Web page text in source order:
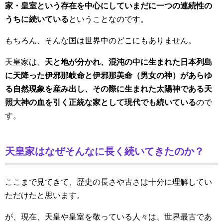
家・皇室という存在を中心にしていまだに一つの連続性の
うちに続いているということなのです。
もちろん、そんな国は世界中のどこにもありません。
天皇家は、 天と地が分かれ、混沌の中に生まれた日本列島
に天降った伊邪那岐命と伊邪那美命（男女の神）があらゆ
る自然現象を産み出し、その際に生まれた太陽神である天
照大神の血を引く正統な家として現代でも続いているので
す。
天皇家はなぜそんなに長く続いてきたのか？
ここまで見てきて、歴史の長さや古さは十分に理解してい
ただけたと思います。
が、現在、天皇や皇室を敬っている人々は、世界最古であ